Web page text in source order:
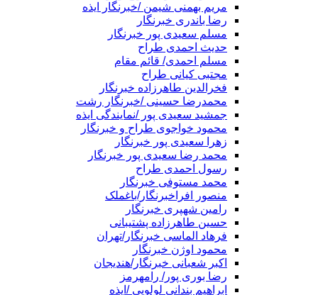
مریم بهمنی شیمن /خبرنگار ایذه
رضا باندری خبرنگار
مسلم سعیدی پور خبرنگار
حدیث احمدی طراح
مسلم احمدی/ قائم مقام
مجتبی کیانی طراح
فخرالدین طاهرزاده خبرنگار
محمدرضا حسینی /خبرنگار رشت
جمشید سعیدی پور /نمایندگی ایذه
محمود خواجوی طراح و خبرنگار
زهرا سعیدی پور خبرنگار
محمد رضا سعیدی پور خبرنگار
رسول احمدی طراح
محمد مستوفی خبرنگار
منصور افراخبرنگار/باغملک
رامین شهپری خبرنگار
حسین طاهرزاده پشتیبانی
فرهاد الماسی خبرنگار/تهران
محمود اوژن خبرنگار
اکبر شعبانی خبرنگار/هندیجان
رضا بوری پور/ رامهرمز
ابراهیم بندانی لولویی /ایذه